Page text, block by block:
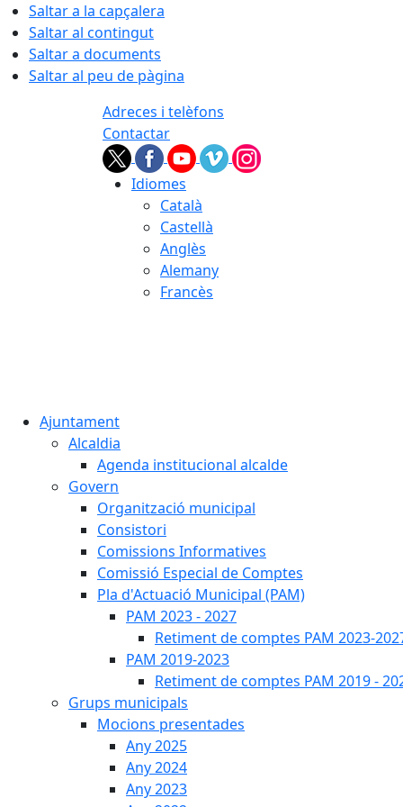
Saltar a la capçalera
Saltar al contingut
Saltar a documents
Saltar al peu de pàgina
Adreces i telèfons
Contactar
Idiomes
Català
Castellà
Anglès
Alemany
Francès
Ajuntament
Alcaldia
Agenda institucional alcalde
Govern
Organització municipal
Consistori
Comissions Informatives
Comissió Especial de Comptes
Pla d'Actuació Municipal (PAM)
PAM 2023 - 2027
Retiment de comptes PAM 2023-
PAM 2019-2023
Retiment de comptes PAM 2019 -
Grups municipals
Mocions presentades
Any 2025
Any 2024
Any 2023